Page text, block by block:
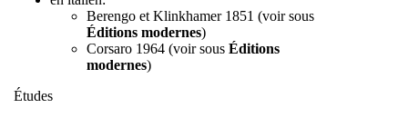
Berengo et Klinkhamer 1851 (voir sous
Éditions modernes)
Corsaro 1964 (voir sous Éditions
modernes)
Études